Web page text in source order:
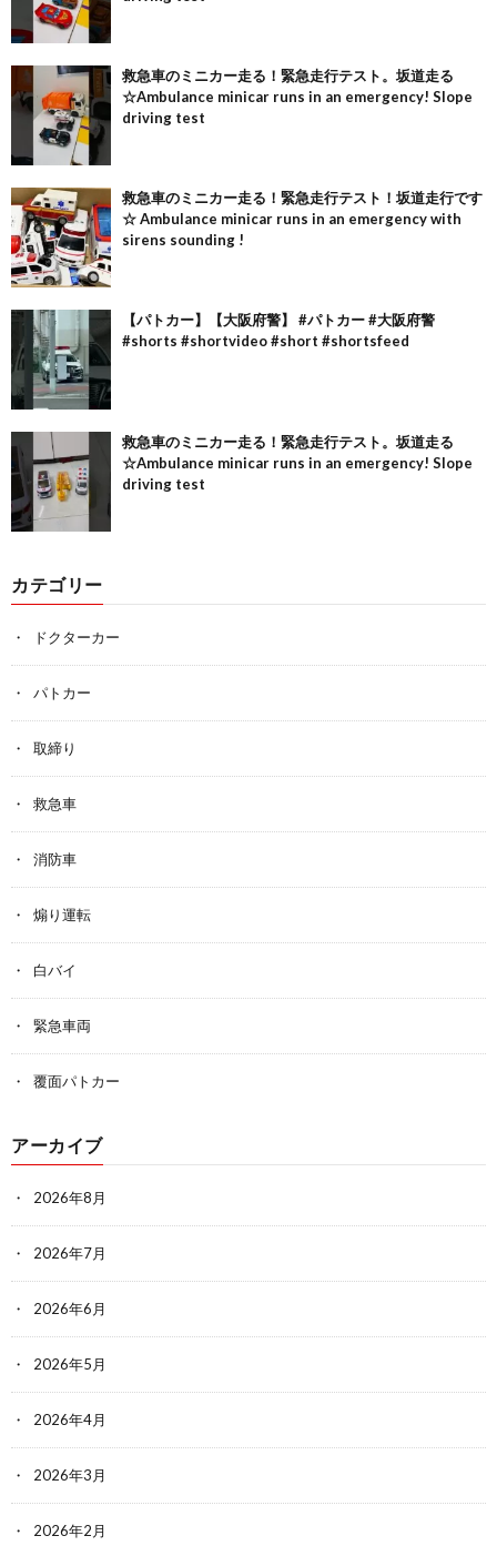
救急車のミニカー走る！緊急走行テスト。坂道走る
☆Ambulance minicar runs in an emergency! Slope
driving test
救急車のミニカー走る！緊急走行テスト！坂道走行です
☆ Ambulance minicar runs in an emergency with
sirens sounding !
【パトカー】【大阪府警】 #パトカー #大阪府警
#shorts #shortvideo #short #shortsfeed
救急車のミニカー走る！緊急走行テスト。坂道走る
☆Ambulance minicar runs in an emergency! Slope
driving test
カテゴリー
ドクターカー
パトカー
取締り
救急車
消防車
煽り運転
白バイ
緊急車両
覆面パトカー
アーカイブ
2026年8月
2026年7月
2026年6月
2026年5月
2026年4月
2026年3月
2026年2月